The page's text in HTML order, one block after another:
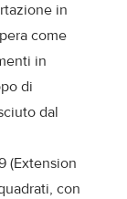
in
come
in
di
dal
(Extension
con